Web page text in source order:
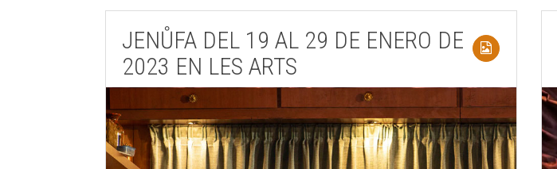
JENŮFA DEL 19 AL 29 DE ENERO DE
2023 EN LES ARTS